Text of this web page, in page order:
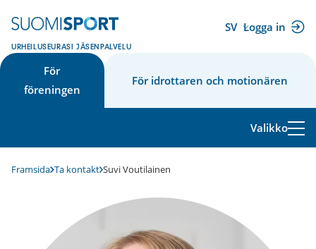
till
URHEILUSEURASI JÄSENPALVELU
SV Logga in
(extern
För
föreningen
För idrottaren och motionären
Valikko
Framsida Ta kontakt Suvi Voutilainen